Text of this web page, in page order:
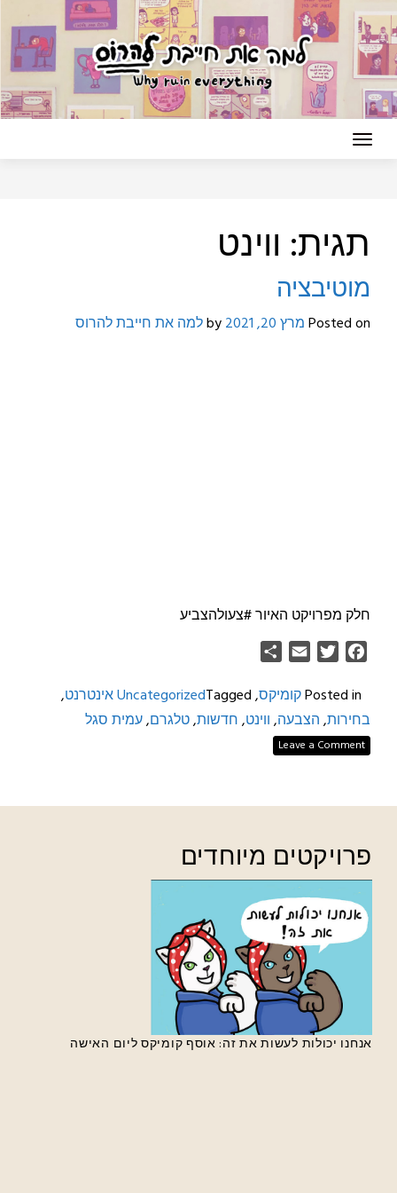
Skip
to
content
תגית: ווינט
מוטיבציה
Posted onמרץ 20, 2021 למה את חייבת להרוס
חלק מפרויקט האיור #צעולהצביע
Facebook
Twitter
Email
Posted inקומיקס,
UncategorizedTagged אינטרנט,
בחירות,הצבעה,ווינט,חדשות,טלגרם,עמית סגל
Leave a Comment
פרויקטים מיוחדים
אנחנו יכולות לעשות את זה: אוסף קומיקס ליום האישה